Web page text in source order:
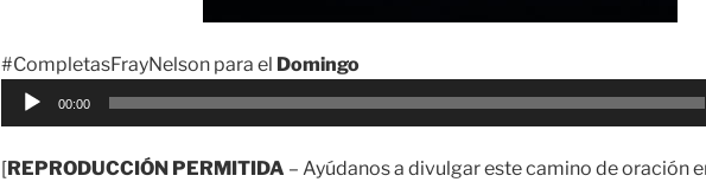
#CompletasFrayNelson para el Domingo
Reproductor
00:00
[REPRODUCCIÓN PERMITIDA – Ayúdanos a divulgar este camino de oración